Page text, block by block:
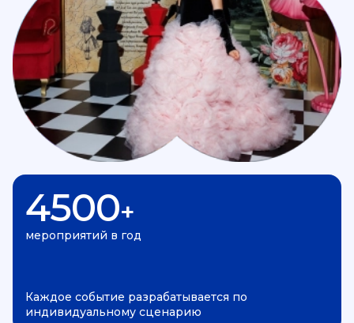
4500+
мероприятий в год
Каждое событие разрабатывается по
индивидуальному сценарию